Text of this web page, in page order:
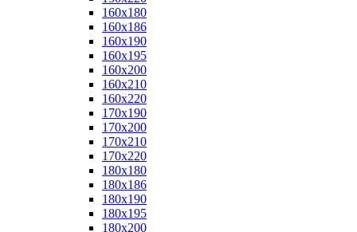
160x180
160x186
160x190
160x195
160x200
160x210
160x220
170x190
170x200
170x210
170x220
180x180
180x186
180x190
180x195
180x200